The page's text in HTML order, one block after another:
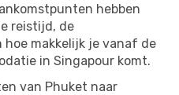
hebben
reistijd, de
makkelijk je vanaf de
in Singapour komt.
van Phuket naar